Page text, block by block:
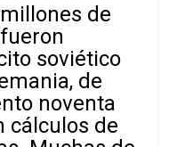
de
soviético
de
noventa
cálculos de